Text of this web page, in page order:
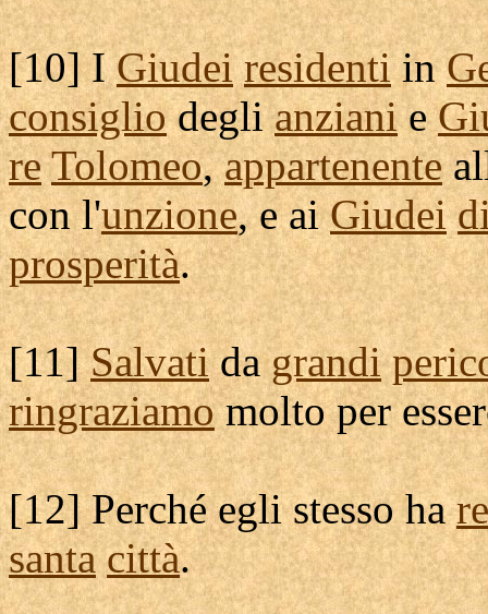
[10] IGiudei residentiin
consigliodeglianzianie
re Tolomeo,appartenente
con l'unzione, e aiGiudei
prosperità.
[11]Salvatidagrandi
ringraziamomolto per
[12] Perché egli stesso ha
santa città.